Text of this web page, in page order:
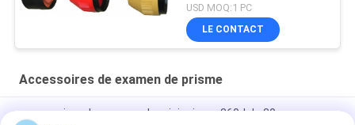
USD MOQ:1 PC
LE CONTACT
Accessoires de examen de prisme
accessoires de examen du mini prisme 360d de 30mm